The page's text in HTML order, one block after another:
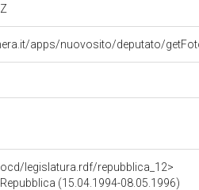
apps/nuovosito/deputato/
legislatura.rdf/repubblica_12>
Repubblica (15.04.1994-08.05.1996)